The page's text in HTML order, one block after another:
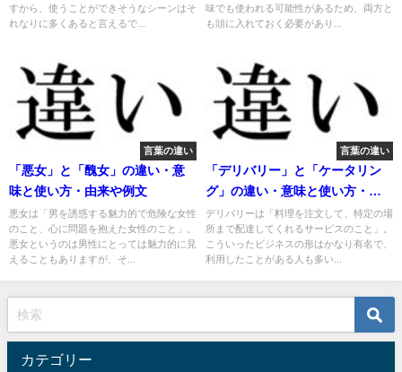
すから、使うことができそうなシーンはそ
れなりに多くあると言えるで...
味でも使われる可能性があるため、両方と
も頭に入れておく必要があり...
言葉の違い
「悪女」と「醜女」の違い・意
味と使い方・由来や例文
悪女は「男を誘惑する魅力的で危険な女性
のこと、心に問題を抱えた女性のこと」。
悪女というのは男性にとっては魅力的に見
えることもありますが、そ...
言葉の違い
「デリバリー」と「ケータリン
グ」の違い・意味と使い方・由
来や例文
デリバリーは「料理を注文して、特定の場
所まで配達してくれるサービスのこと」。
こういったビジネスの形はかなり有名で、
利用したことがある人も多い...
カテゴリー